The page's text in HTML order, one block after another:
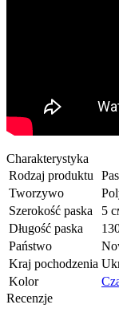
Charakterystyka
Rodzaj produktu
Tworzywo
Szerokość paska
5
Długość paska
Państwo
Kraj pochodzenia
Kolor
Recenzje